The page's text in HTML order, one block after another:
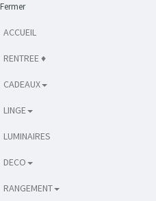
Fermer
ACCUEIL
RENTREE ♦
CADEAUX
LINGE
LUMINAIRES
DECO
RANGEMENT